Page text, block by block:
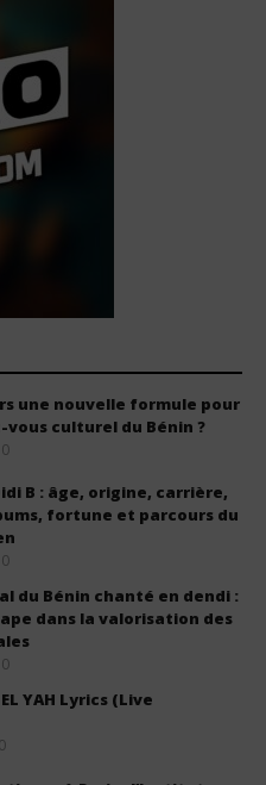
une nouvelle formule pour
culturel du Bénin ?
0
B : âge, origine, carrière,
fortune et parcours du
0
du Bénin chanté en dendi :
dans la valorisation des
0
YAH Lyrics (Live
0